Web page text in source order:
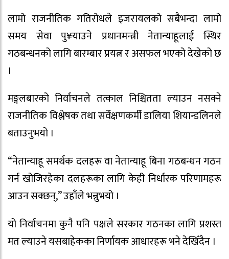
लामो राजनीतिक गतिरोधले इजरायलको सबैभन्दा लामो
समय सेवा पु¥याउने प्रधानमन्त्री नेतान्याहूलाई स्थिर
गठबन्धनको लागि बारम्बार प्रयत्न र असफल भएको देखेको छ
।
मङ्गलबारको निर्वाचनले तत्काल निश्चितता ल्याउन नसक्ने
राजनीतिक विश्लेषक तथा सर्वेक्षणकर्मी डालिया शियान्डलिनले
बताउनुभयो ।
“नेतान्याहू समर्थक दलहरू वा नेतान्याहू बिना गठबन्धन गठन
गर्न खोजिरहेका दलहरूका लागि केही निर्धारक परिणामहरू
आउन सक्छन्,” उहाँले भन्नुभयो ।
यो निर्वाचनमा कुनै पनि पक्षले सरकार गठनका लागि प्रशस्त
मत ल्याउने यसबाहेकका निर्णायक आधारहरू भने देखिँदैन ।